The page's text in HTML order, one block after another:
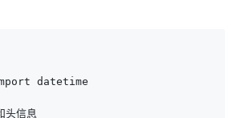
datetime
头信息